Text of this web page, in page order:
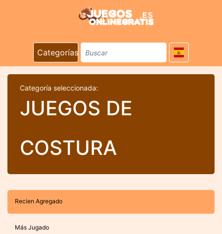
Categorías
Categoría seleccionada:
JUEGOS DE
COSTURA
Recien Agregado
Más Jugado